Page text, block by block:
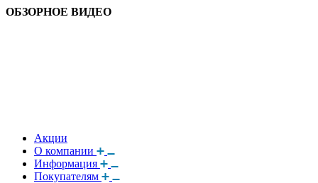
ОБЗОРНОЕ ВИДЕО
Акции
О компании
Информация
Покупателям